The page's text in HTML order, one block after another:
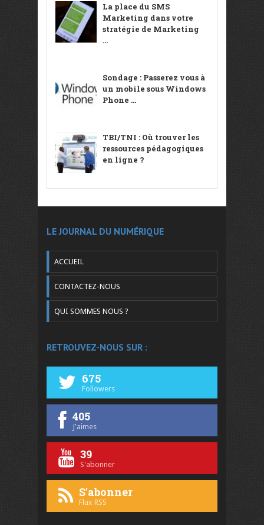
La place du SMS
Marketing dans votre
stratégie de Marketing
...
Sondage : Passerez vous à
un mobile sous Windows
Phone ...
TBI/TNI : Où trouver les
ressources pédagogiques
en ligne ?
LE JOURNAL DU NUMÉRIQUE
ACCUEIL
CONTACTEZ-NOUS
QUI SOMMES NOUS ?
RETROUVEZ-NOUS SUR :
675
Followers
405
J'aimes
39
S'abonner
S'abonner
Flux RSS